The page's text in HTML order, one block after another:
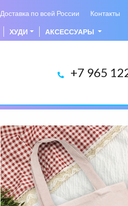
Доставка по всей России Контакты
ХУДИ АКСЕССУАРЫ
+7 965